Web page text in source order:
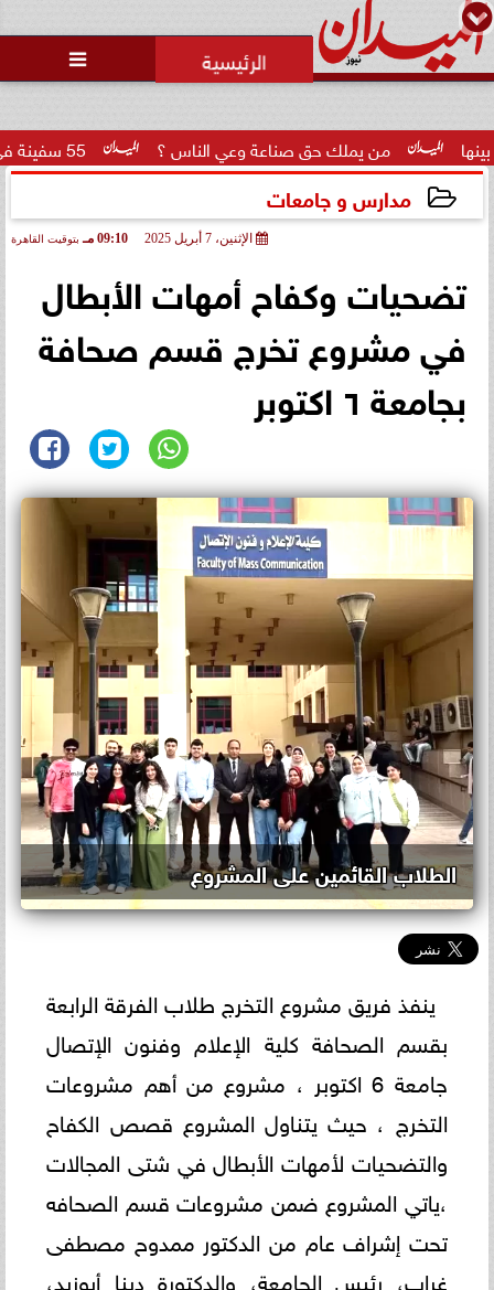

55 سفينة في مرمى الرقابة الأمريكية..  سنتكوم  تعزز... من يملك حق صناعة وعي الناس ؟
مدارس و جامعات
الإثنين، 7 أبريل 2025 09:10 مـ بتوقيت القاهرة
تضحيات وكفاح أمهات الأبطال
في مشروع تخرج قسم صحافة
بجامعة ٦ اكتوبر
الطلاب القائمين على المشروع
ينفذ فريق مشروع التخرج طلاب الفرقة الرابعة
بقسم الصحافة كلية الإعلام وفنون الإتصال
جامعة 6 اكتوبر ، مشروع من أهم مشروعات
التخرج ، حيث يتناول المشروع قصص الكفاح
والتضحيات لأمهات الأبطال في شتى المجالات
،ياتي المشروع ضمن مشروعات قسم الصحافه
تحت إشراف عام من الدكتور ممدوح مصطفى
غراب، رئيس الجامعة، والدكتورة دينا أبوزيد،